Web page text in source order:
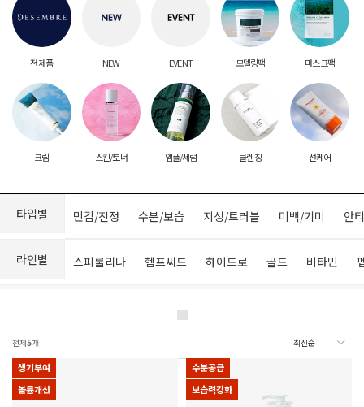
전 제품 NEW EVENT 모델링팩 마스크팩
크림 스킨/토너 앰플/세럼 클렌징 선케어
타입별 민감/진정 수분/보습 지성/트러블 미백/기미 안
라인별 스피룰리나 헴프씨드 하이드로 골드 비타민
전체5개
생기부여
볼륨개선
수분공급
보습력강화